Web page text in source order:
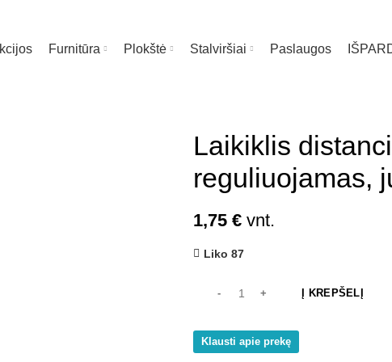
Furnitūra Plokštė Stalviršiai Paslaugos
Laikiklis
reguliuojamas,
1,75 € vnt.
Liko 87
Į KREPŠELĮ
Klausti apie prekę